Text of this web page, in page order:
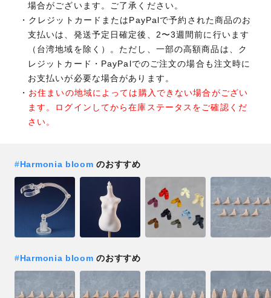
場合がございます。ご了承ください。
クレジットカードまたはPayPalで予約された商品のお
支払いは、発送予定日確定後、2〜3週間前に行います
（台湾地域を除く）。ただし、一部の高額商品は、ク
レジットカード・PayPalでのご注文の場合も注文時に
お支払いが必要な場合があります。
お住まいの地域によっては購入できない場合がござい
ます。ログインしてから在庫ステータスをご確認くだ
さい。
#Harmonia bloom のおすすめ
#Harmonia bloomのおすすめ